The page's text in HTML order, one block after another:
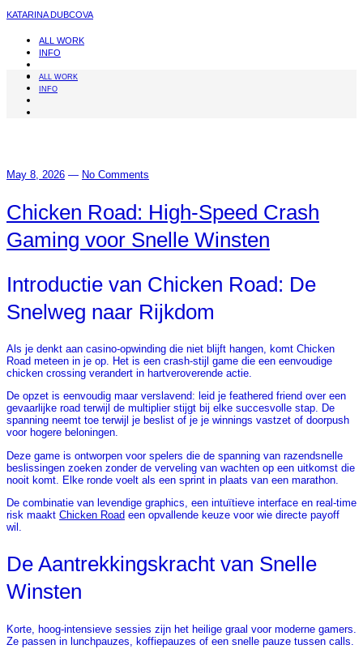
KATARINA DUBCOVA
ALL WORK
INFO
ALL WORK
INFO
May 8, 2026 — No Comments
Chicken Road: High‑Speed Crash
Gaming voor Snelle Winsten
Introductie van Chicken Road: De
Snelweg naar Rijkdom
Als je denkt aan casino-opwinding die niet blijft hangen, komt Chicken
Road meteen in je op. Het is een crash‑stijl game die een eenvoudige
chicken crossing verandert in hartveroverende actie.
De opzet is eenvoudig maar verslavend: leid je feathered friend over een
gevaarlijke road terwijl de multiplier stijgt bij elke succesvolle stap. De
spanning neemt toe terwijl je beslist of je je winnings vastzet of doorpush
voor hogere beloningen.
Deze game is ontworpen voor spelers die de spanning van razendsnelle
beslissingen zoeken zonder de verveling van wachten op een uitkomst die
nooit komt. Elke ronde voelt als een sprint in plaats van een marathon.
De combinatie van levendige graphics, een intuïtieve interface en real‑time
risk maakt Chicken Road een opvallende keuze voor wie directe payoff
wil.
De Aantrekkingskracht van Snelle
Winsten
Korte, hoog‑intensieve sessies zijn het heilige graal voor moderne gamers.
Ze passen in lunchpauzes, koffiepauzes of een snelle pauze tussen calls.